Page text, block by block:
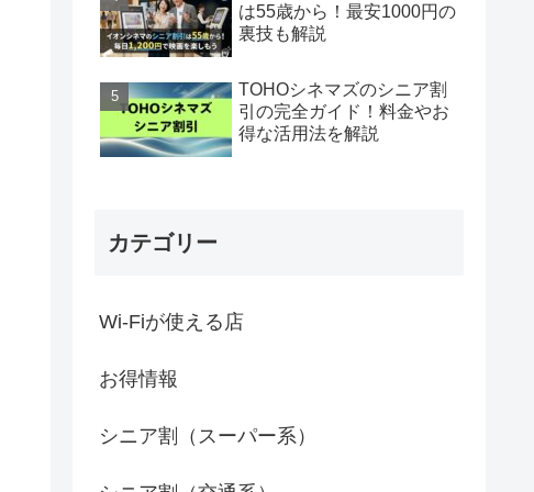
は55歳から！最安1000円の
裏技も解説
TOHOシネマズのシニア割
引の完全ガイド！料金やお
得な活用法を解説
カテゴリー
Wi-Fiが使える店
お得情報
シニア割（スーパー系）